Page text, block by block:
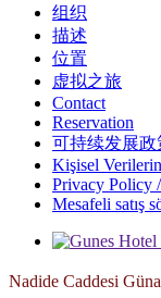
组织
描述
位置
虚拟之旅
Contact
Reservation
可持续发展政
Kişisel
Privacy Policy
Mesafeli satış
Nadide Caddesi